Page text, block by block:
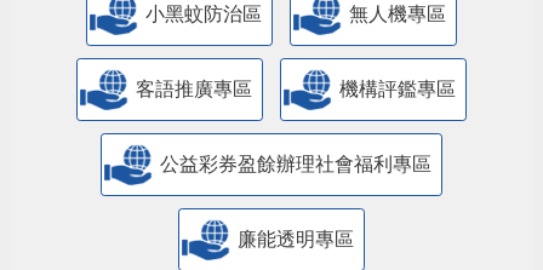
小黑蚊防治區 無人機專區
客語推廣專區 機構評鑑專區
公益彩券盈餘辦理社會福利專區
廉能透明專區